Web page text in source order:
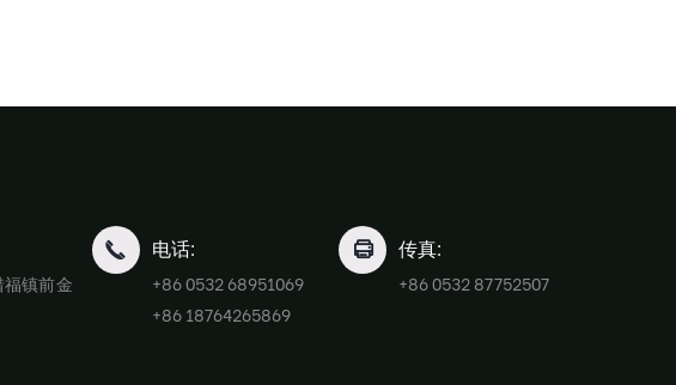
镇前金
电话:
+86 0532 68951069
+86 18764265869
传真:
+86 0532 87752507